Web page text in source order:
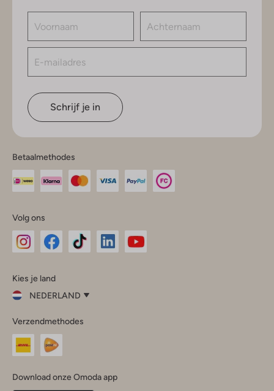
Schrijf je in
Betaalmethodes
Volg ons
InstagramFacebook
Kies je land
NEDERLAND
je
land
Nederland
Belgique(Français)
Verzendmethodes
Download onze Omoda app